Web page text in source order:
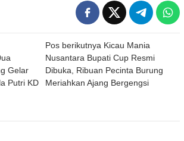
Gelar
Putri KD
Pos berikutnya Kicau Mania
Nusantara Bupati Cup Resmi
Dibuka, Ribuan Pecinta Burung
Meriahkan Ajang Bergengsi